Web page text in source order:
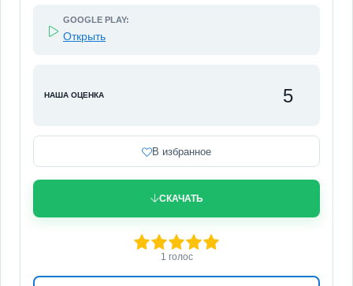
GOOGLE PLAY:
Открыть
НАША ОЦЕНКА 5
В избранное
СКАЧАТЬ
3 4 5
1 голос